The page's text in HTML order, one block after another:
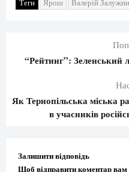
Теги Ярош Валерій
“Рейтинг”: Зеленський
Як Тернопільська міська
в учасників
Залишити відповідь
Щоб відправити коментар вам